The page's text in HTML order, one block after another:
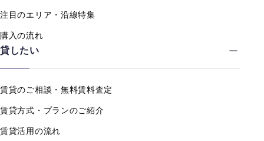
注目のエリア・沿線特集
購入の流れ
貸したい
賃貸のご相談・無料賃料査定
賃貸方式・プランのご紹介
賃貸活用の流れ